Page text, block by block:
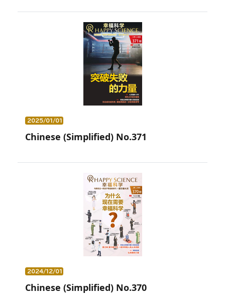
2025/01/01
Chinese (Simplified) No.371
2024/12/01
Chinese (Simplified) No.370